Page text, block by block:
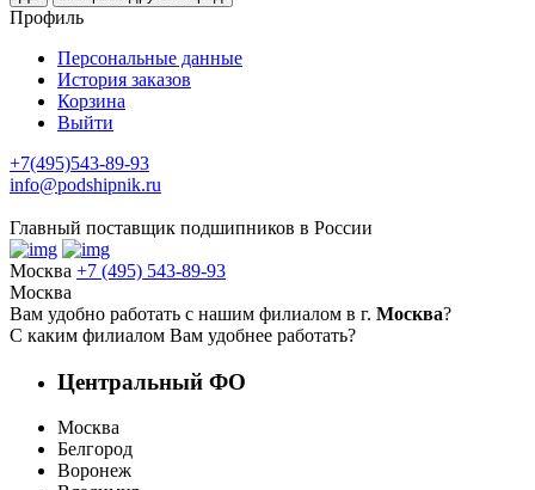
Профиль
Персональные данные
История заказов
Корзина
Выйти
+7(495)543-89-93
info@podshipnik.ru
Главный поставщик подшипников в России
Москва +7 (495) 543-89-93
Москва
Вам удобно работать с нашим филиалом в г. Москва?
С каким филиалом Вам удобнее работать?
Центральный ФО
Москва
Белгород
Воронеж